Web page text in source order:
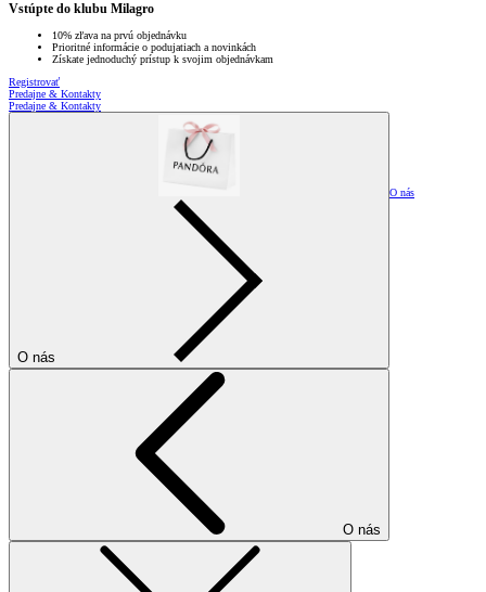
Vstúpte do klubu Milagro
10% zľava na prvú objednávku
Prioritné informácie o podujatiach a novinkách
Získate jednoduchý prístup k svojim objednávkam
Registrovať
Predajne & Kontakty
Predajne & Kontakty
O nás
O nás
O nás